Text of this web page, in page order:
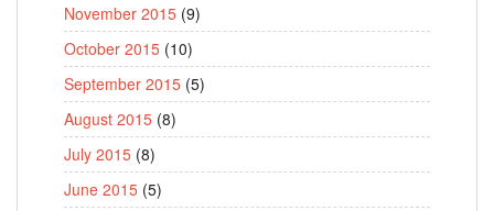
November 2015 (9)
October 2015 (10)
September 2015 (5)
August 2015 (8)
July 2015 (8)
June 2015 (5)